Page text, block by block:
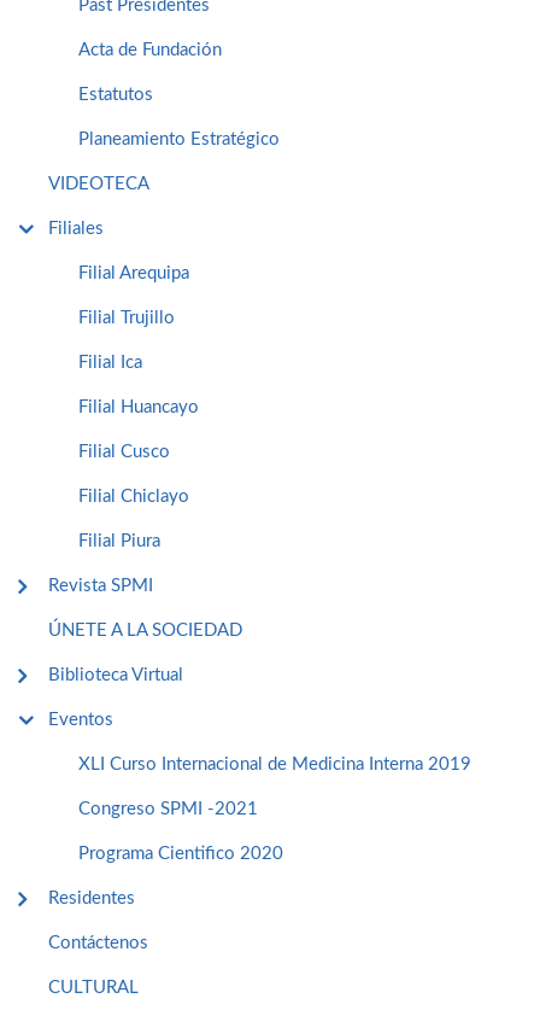
Past Presidentes
Acta de Fundación
Estatutos
Planeamiento Estratégico
VIDEOTECA
Filiales
Filial Arequipa
Filial Trujillo
Filial Ica
Filial Huancayo
Filial Cusco
Filial Chiclayo
Filial Piura
Revista SPMI
ÚNETE A LA SOCIEDAD
Biblioteca Virtual
Eventos
XLI Curso Internacional de Medicina Interna 2019
Congreso SPMI -2021
Programa Cientifico 2020
Residentes
Contáctenos
CULTURAL